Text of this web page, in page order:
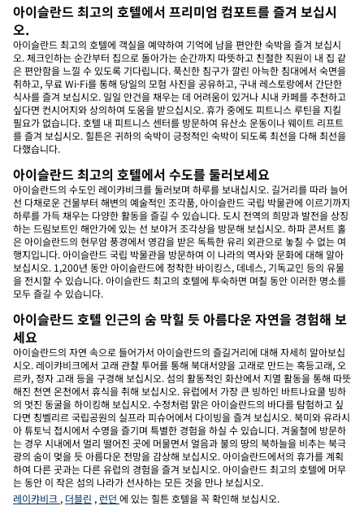
아이슬란드 최고의 호텔에서 프리미엄 컴포트를 즐겨 보십시
오.
아이슬란드 최고의 호텔에 객실을 예약하여 기억에 남을 편안한 숙박을 즐겨 보십시
오. 체크인하는 순간부터 집으로 돌아가는 순간까지 따뜻하고 친절한 직원이 내 집 같
은 편안함을 느낄 수 있도록 기다립니다. 푹신한 침구가 깔린 아늑한 침대에서 숙면을
취하고, 무료 Wi-Fi를 통해 당일의 모험 사진을 공유하고, 구내 레스토랑에서 간단한
식사를 즐겨 보십시오. 일일 안건을 채우는 데 어려움이 있거나 시내 카페를 추천하고
싶다면 컨시어지와 상의하여 도움을 받으십시오. 휴가 중에도 피트니스 루틴을 지킬
필요가 없습니다. 호텔 내 피트니스 센터를 방문하여 유산소 운동이나 웨이트 리프트
를 즐겨 보십시오. 힐튼은 귀하의 숙박이 긍정적인 숙박이 되도록 최선을 다해 최선을
다했습니다.
아이슬란드 최고의 호텔에서 수도를 둘러보세요
아이슬란드의 수도인 레이캬비크를 둘러보며 하루를 보내십시오. 길거리를 따라 늘어
선 다채로운 건물부터 해변의 예술적인 조각품, 아이슬란드 국립 박물관에 이르기까지
하루를 가득 채우는 다양한 활동을 즐길 수 있습니다. 도시 전역의 희망과 발전을 상징
하는 드림보트인 해안가에 있는 선 보야거 조각상을 방문해 보십시오. 하파 콘서트 홀
은 아이슬란드의 현무암 풍경에서 영감을 받은 독특한 유리 외관으로 놓칠 수 없는 여
행지입니다. 아이슬란드 국립 박물관을 방문하여 이 나라의 역사와 문화에 대해 알아
보십시오. 1,200년 동안 아이슬란드에 정착한 바이킹스, 데네스, 기독교인 등의 유물
을 전시할 수 있습니다. 아이슬란드 최고의 호텔에 투숙하면 며칠 동안 이러한 명소를
모두 즐길 수 있습니다.
아이슬란드 호텔 인근의 숨 막힐 듯 아름다운 자연을 경험해 보
세요
아이슬란드의 자연 속으로 들어가서 아이슬란드의 즐길거리에 대해 자세히 알아보십
시오. 레이캬비크에서 고래 관찰 투어를 통해 북대서양을 고래로 만드는 혹등고래, 오
르카, 정자 고래 등을 구경해 보십시오. 섬의 활동적인 화산에서 지열 활동을 통해 따뜻
해진 천연 온천에서 휴식을 취해 보십시오. 유럽에서 가장 큰 빙하인 바트나요쿨 빙하
의 멋진 동굴을 하이킹해 보십시오. 수정처럼 맑은 아이슬란드의 바다를 탐험하고 싶
다면 칭벨리르 국립공원의 실프라 피슈어에서 다이빙을 즐겨 보십시오. 북미와 유라시
아 튜토닉 접시에서 수영을 즐기며 특별한 경험을 하실 수 있습니다. 겨울철에 방문하
는 경우 시내에서 멀리 떨어진 곳에 머물면서 얼음과 불의 땅의 북하늘을 비추는 북극
광의 숨이 멎을 듯 아름다운 전망을 감상해 보십시오. 아이슬란드에서의 휴가를 계획
하여 다른 곳과는 다른 유럽의 경험을 즐겨 보십시오. 아이슬란드 최고의 호텔에 머무
는 동안 이 작은 섬의 나라가 선사하는 모든 것을 만나 보십시오.
레이캬비크 , 더블린 , 런던 에 있는 힐튼 호텔을 꼭 확인해 보십시오.